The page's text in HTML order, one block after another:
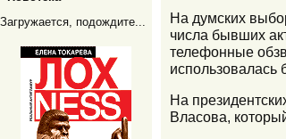
На думских
числа бывших
телефонные
На
Власова,
Загружается, подождите...